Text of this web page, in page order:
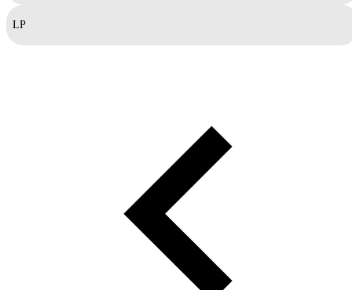
LP